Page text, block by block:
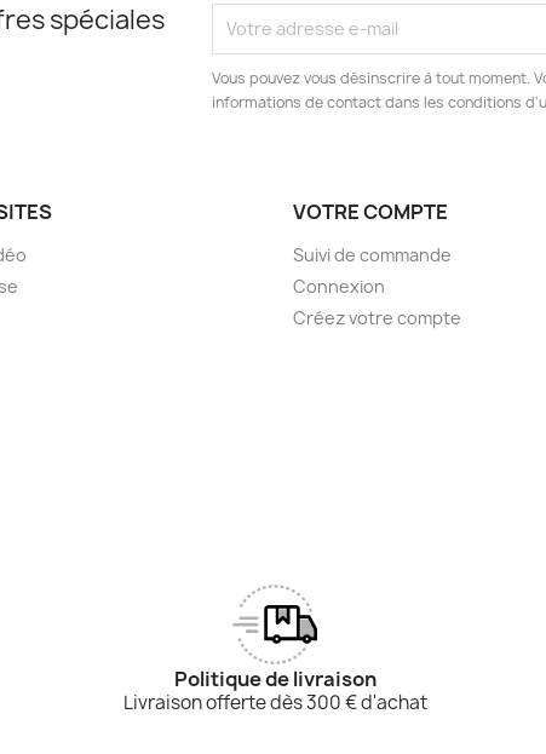
spéciales
Vous pouvez vous désinscrire à tout moment.
informations de contact dans les conditions
VOTRE COMPTE
Suivi de commande
Connexion
Créez votre compte
Politique de livraison
Livraison offerte dès 300 € d'achat